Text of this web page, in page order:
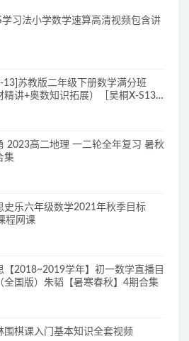
学习法小学数学速算高清视频包含讲
13]苏教版二年级下册数学满分班
精讲+奥数知识拓展）［吴桐X-S13
2023高二地理 一二轮全年复习 暑秋
集
史乐六年级数学2021年秋季目标
程网课
【2018~2019学年】初一数学直播目
全国版）朱韬【暑寒春秋】4期合集
围棋课入门基本知识全套视频